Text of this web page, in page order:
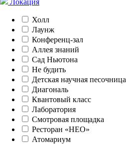
Холл
Лаунж
Конференц-зал
Аллея знаний
Сад Ньютона
Не будить
Детская научная песочница
Диагональ
Квантовый класс
Лаборатория
Смотровая площадка
Ресторан «НЕО»
Атомариум